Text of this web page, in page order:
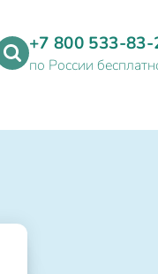
+7 800 533-83-
по России